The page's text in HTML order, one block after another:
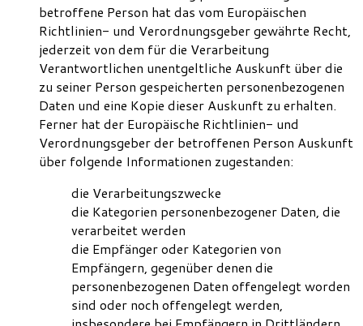
betroffene Person hat das vom Europäischen
Richtlinien- und Verordnungsgeber gewährte Recht,
jederzeit von dem für die Verarbeitung
Verantwortlichen unentgeltliche Auskunft über die
zu seiner Person gespeicherten personenbezogenen
Daten und eine Kopie dieser Auskunft zu erhalten.
Ferner hat der Europäische Richtlinien- und
Verordnungsgeber der betroffenen Person Auskunft
über folgende Informationen zugestanden:
die Verarbeitungszwecke
die Kategorien personenbezogener Daten, die
verarbeitet werden
die Empfänger oder Kategorien von
Empfängern, gegenüber denen die
personenbezogenen Daten offengelegt worden
sind oder noch offengelegt werden,